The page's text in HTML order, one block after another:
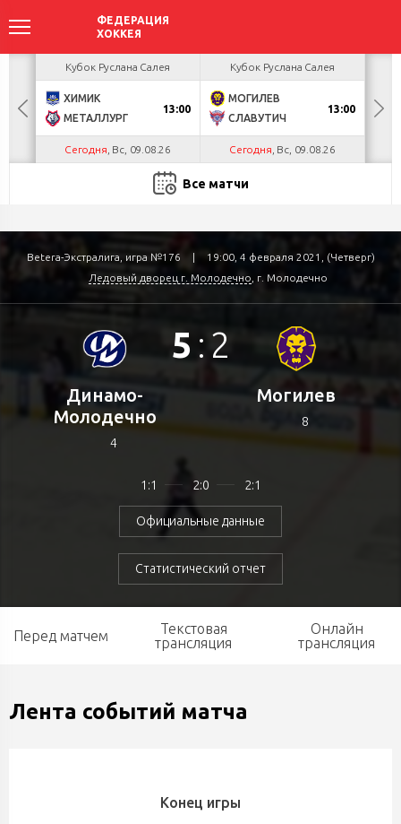
БУЛ
Кубок Руслана Салея
ХИМИК
МЕТАЛЛУРГ
13:00
Сегодня , Вс, 09.08.26
Кубок Руслана Салея
МОГИЛЕВ
СЛАВУТИЧ
13:00
Сегодня , Вс, 09.08.26
Все матчи
Betera-Экстралига, игра №176 |
19:00, 4 февраля 2021, (Четверг)
Ледовый дворец г. Молодечно , г. Молодечно
Динамо-
Молодечно
4
5 : 2
1:1 2:0 2:1
Официальные данные
Статистический отчет
Могилев
8
Перед матчем
Текстовая
трансляция
Онлайн
трансляция
Лента событий матча
Конец игры